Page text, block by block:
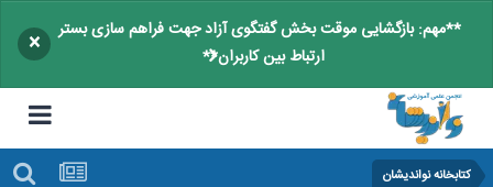
**مهم: بازگشایی موقت بخش گفتگوی آزاد جهت فراهم سازی بستر
ارتباط بین کاربران**
×
کتابخانه نواندیشان